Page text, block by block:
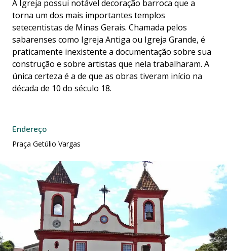
A Igreja possui notável decoração barroca que a
torna um dos mais importantes templos
setecentistas de Minas Gerais. Chamada pelos
sabarenses como Igreja Antiga ou Igreja Grande, é
praticamente inexistente a documentação sobre sua
construção e sobre artistas que nela trabalharam. A
única certeza é a de que as obras tiveram início na
década de 10 do século 18.
Endereço
Praça Getúlio Vargas